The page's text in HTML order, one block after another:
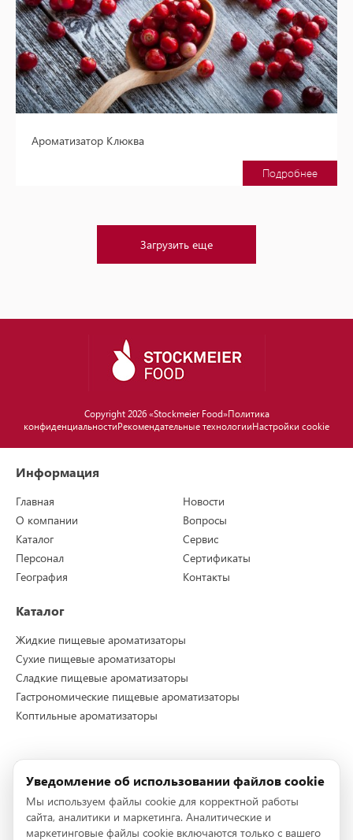
Ароматизатор Клюква
Подробнее
Загрузить еще
Copyright 2026 «Stockmeier Food»Политика
конфиденциальностиРекомендательные технологииНастройки cookie
Информация
Главная
О компании
Каталог
Персонал
География
Новости
Вопросы
Сервис
Сертификаты
Контакты
Каталог
Жидкие пищевые ароматизаторы
Сухие пищевые ароматизаторы
Сладкие пищевые ароматизаторы
Гастрономические пищевые ароматизаторы
Коптильные ароматизаторы
Контакты
Телефон: +7 (495) 228-72-95
E-mail: info@stockmeier-food.ru
Уведомление об использовании файлов cookie
Мы используем файлы cookie для корректной работы
сайта, аналитики и маркетинга. Аналитические и
маркетинговые файлы cookie включаются только с вашего